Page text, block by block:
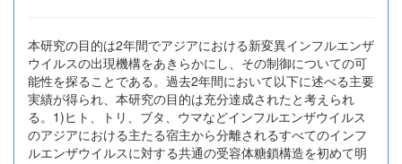
本研究の目的は2年間でアジアにおける新変異インフルエンザ
ウイルスの出現機構をあきらかにし、その制御についての可
能性を探ることである。過去2年間において以下に述べる主要
実績が得られ、本研究の目的は充分達成されたと考えられ
る。1)ヒト、トリ、ブタ、ウマなどインフルエンザウイルス
のアジアにおける主たる宿主から分離されるすべてのインフ
ルエンザウイルスに対する共通の受容体糖鎖構造を初めて明